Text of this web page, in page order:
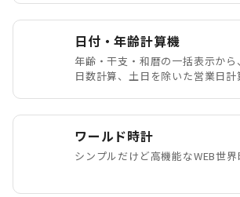
日付・年齢計算機
年齢・干支・和暦の一括表示か
日数計算、土日を除いた営業日
ワールド時計
シンプルだけど高機能なWEB世